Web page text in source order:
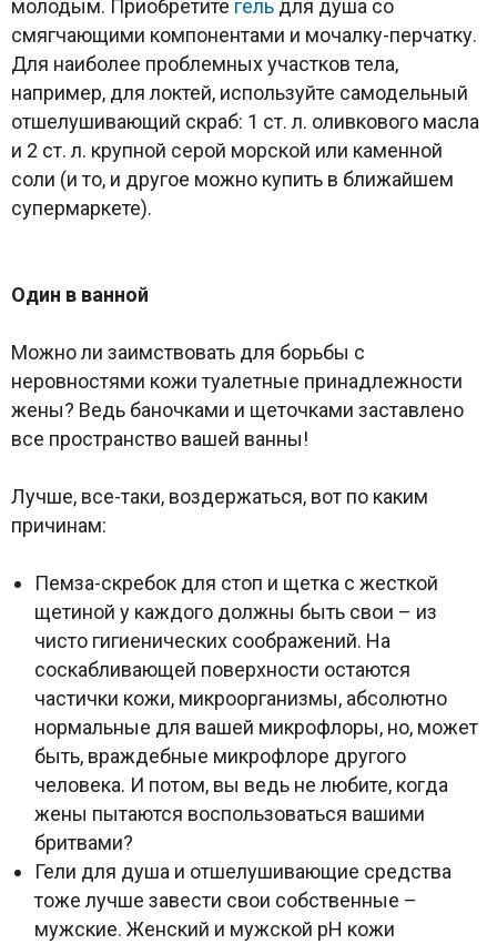
молодым. Приобретите гель для душа со
смягчающими компонентами и мочалку-перчатку.
Для наиболее проблемных участков тела,
например, для локтей, используйте самодельный
отшелушивающий скраб: 1 ст. л. оливкового масла
и 2 ст. л. крупной серой морской или каменной
соли (и то, и другое можно купить в ближайшем
супермаркете).
Один в ванной
Можно ли заимствовать для борьбы с
неровностями кожи туалетные принадлежности
жены? Ведь баночками и щеточками заставлено
все пространство вашей ванны!
Лучше, все-таки, воздержаться, вот по каким
причинам:
Пемза-скребок для стоп и щетка с жесткой
щетиной у каждого должны быть свои – из
чисто гигиенических соображений. На
соскабливающей поверхности остаются
частички кожи, микроорганизмы, абсолютно
нормальные для вашей микрофлоры, но, может
быть, враждебные микрофлоре другого
человека. И потом, вы ведь не любите, когда
жены пытаются воспользоваться вашими
бритвами?
Гели для душа и отшелушивающие средства
тоже лучше завести свои собственные –
мужские. Женский и мужской pH кожи